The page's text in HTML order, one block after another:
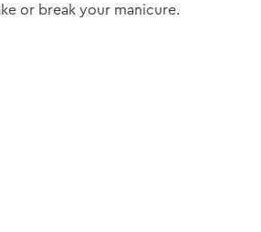
or break your manicure.